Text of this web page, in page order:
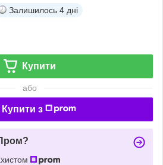
Залишилось 4 дні
Купити
або
Купити з